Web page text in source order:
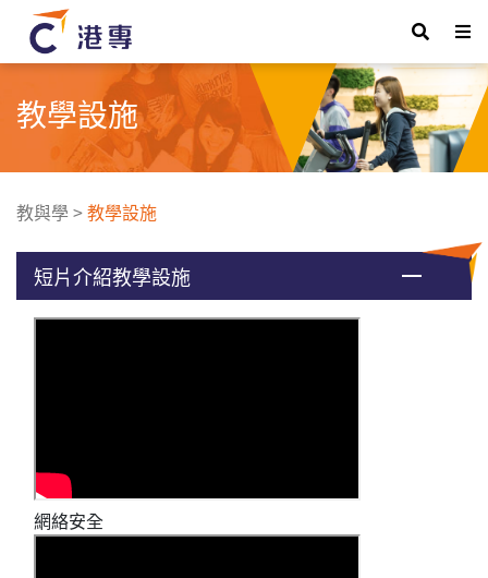
教學設施
教與學 >教學設施
短片介紹教學設施
網絡安全